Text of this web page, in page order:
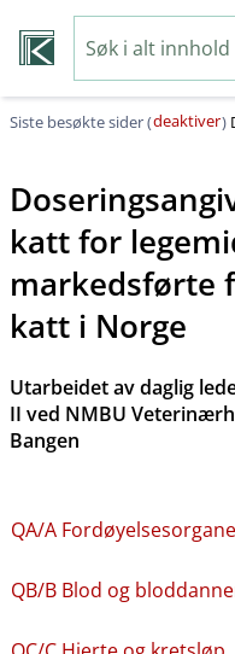
Siste besøkte sider (deaktiver)
katt for
markedsførte
katt i Norge
Utarbeidet av daglig
II ved NMBU
Bangen
QA​/​A
QB​/​B Blod og